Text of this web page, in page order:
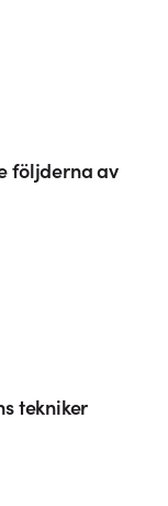
följderna av
tekniker